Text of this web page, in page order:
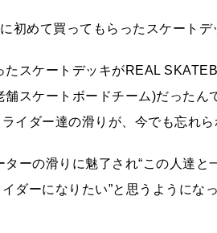
初めて買ってもらったスケート
たスケートデッキがREAL
舗スケートボードチーム)だった
イダー達の滑りが、今でも忘れ
ーの滑りに魅了され“この人達
ダーになりたい”と思うようにな